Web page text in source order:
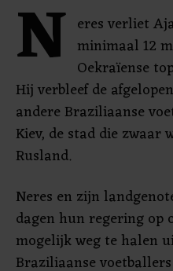
N eres verliet
minimaal 12
Oekraïense
Hij verbleef de
andere Braziliaanse
Kiev, de stad die
Rusland.
Neres en zijn
dagen hun regering op
mogelijk weg te halen
Braziliaanse